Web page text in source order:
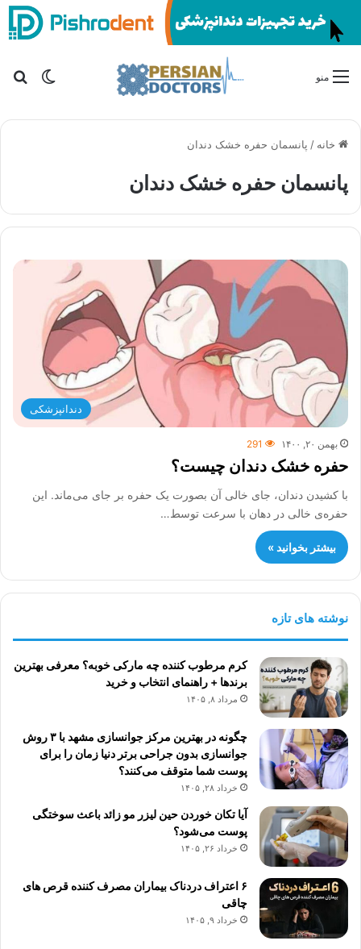
تغییر منو
خانه / پانسمان حفره خشک دندان
پانسمان حفره خشک دندان
دندانپزشکی
بهمن ۲۰, ۱۴۰۰ 291
حفره خشک دندان چیست؟
با کشیدن دندان، جای خالی آن بصورت یک حفره بر جای می‌ماند. این
حفره‌ی خالی در دهان با سرعت توسط…
بیشتر بخوانید »
نوشته های تازه
کرم مرطوب کننده چه مارکی خوبه؟ معرفی بهترین
برندها + راهنمای انتخاب و خرید
مرداد ۸, ۱۴۰۵
چگونه در بهترین مرکز جوانسازی مشهد با ۳ روش
جوانسازی بدون جراحی برتر دنیا زمان را برای
پوست شما متوقف می‌کنند؟
خرداد ۲۸, ۱۴۰۵
آیا تکان خوردن حین لیزر مو زائد باعث سوختگی
پوست می‌شود؟
خرداد ۲۶, ۱۴۰۵
۶ اعتراف دردناک بیماران مصرف کننده قرص های
چاقی
خرداد ۹, ۱۴۰۵